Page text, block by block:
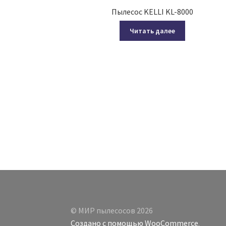
Пылесос KELLI KL-8000
Читать далее
© МИР пылесосов 2026
Создано с помощью WooCommerce.